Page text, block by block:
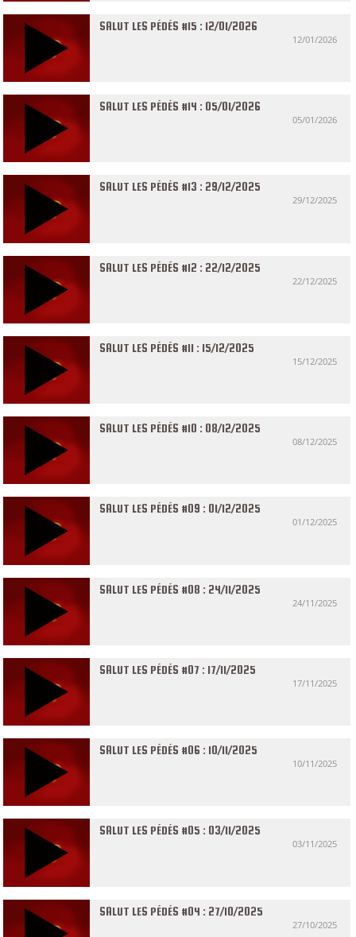
SALUT LES PÉDÉS #15 : 12/01/2026
12/01/2026
SALUT LES PÉDÉS #14 : 05/01/2026
05/01/2026
SALUT LES PÉDÉS #13 : 29/12/2025
29/12/2025
SALUT LES PÉDÉS #12 : 22/12/2025
22/12/2025
SALUT LES PÉDÉS #11 : 15/12/2025
15/12/2025
SALUT LES PÉDÉS #10 : 08/12/2025
08/12/2025
SALUT LES PÉDÉS #09 : 01/12/2025
01/12/2025
SALUT LES PÉDÉS #08 : 24/11/2025
24/11/2025
SALUT LES PÉDÉS #07 : 17/11/2025
17/11/2025
SALUT LES PÉDÉS #06 : 10/11/2025
10/11/2025
SALUT LES PÉDÉS #05 : 03/11/2025
03/11/2025
SALUT LES PÉDÉS #04 : 27/10/2025
27/10/2025